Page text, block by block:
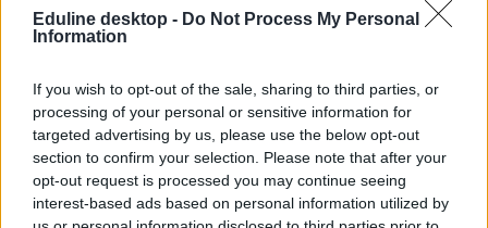
Eduline desktop - Do Not Process My Personal
Information
If you wish to opt-out of the sale, sharing to third parties, or
processing of your personal or sensitive information for
targeted advertising by us, please use the below opt-out
section to confirm your selection. Please note that after your
opt-out request is processed you may continue seeing
interest-based ads based on personal information utilized by
szünetek, érettségi
Lassan itt a téli szünet, de vajon mi vár rátok a következő félévben?
Eduline